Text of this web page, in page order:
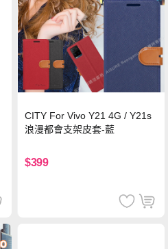
CITY For Vivo Y21 4G / Y21s
浪漫都會支架皮套-藍
$399